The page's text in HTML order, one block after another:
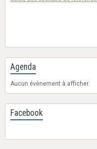
Agenda
Aucun évènement à afficher.
Facebook